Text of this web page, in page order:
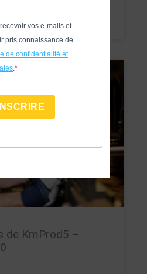
de KmProd5 –
vos e-mails et
pris connaissance de
de confidentialité et